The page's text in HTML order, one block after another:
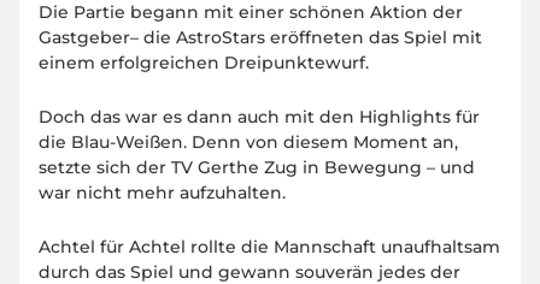
Die Partie begann mit einer schönen Aktion der
Gastgeber– die AstroStars eröffneten das Spiel mit
einem erfolgreichen Dreipunktewurf.
Doch das war es dann auch mit den Highlights für
die Blau-Weißen. Denn von diesem Moment an,
setzte sich der TV Gerthe Zug in Bewegung – und
war nicht mehr aufzuhalten.
Achtel für Achtel rollte die Mannschaft unaufhaltsam
durch das Spiel und gewann souverän jedes der